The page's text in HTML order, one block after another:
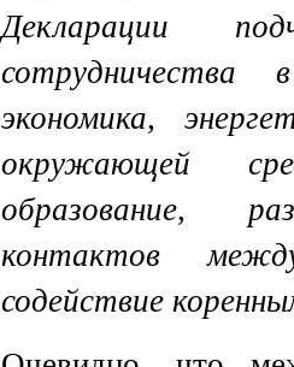
Декларации
экономика,
окружающей
образование,
контактов
содействие